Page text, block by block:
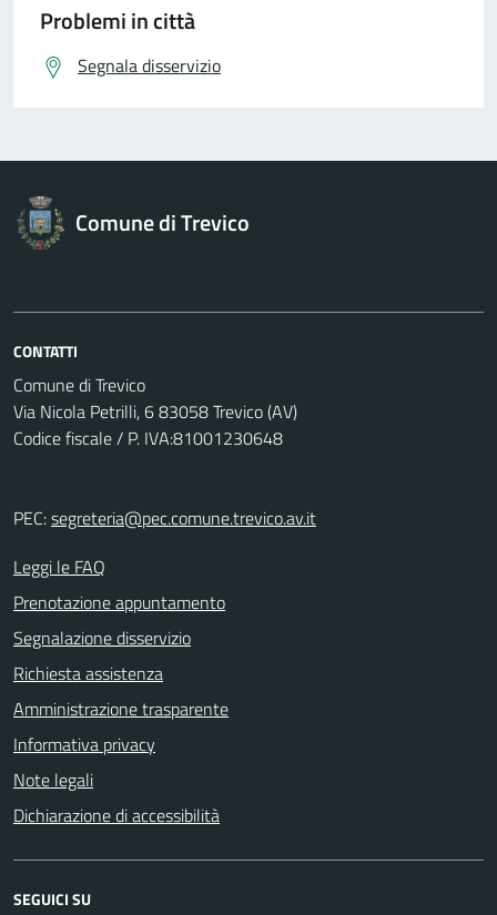
Problemi in città
Segnala disservizio
Comune di Trevico
CONTATTI
Comune di Trevico
Via Nicola Petrilli, 6 83058 Trevico (AV)
Codice fiscale / P. IVA:81001230648
PEC:segreteria@pec.comune.trevico.av.it
Leggi le FAQ
Prenotazione appuntamento
Segnalazione disservizio
Richiesta assistenza
Amministrazione trasparente
Informativa privacy
Note legali
Dichiarazione di accessibilità
SEGUICI SU